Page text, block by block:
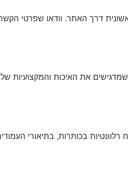
ראשונית דרך האתר. וודאו שפרטי
את האיכות והמקצועיות של
בכותרות, בתיאורי